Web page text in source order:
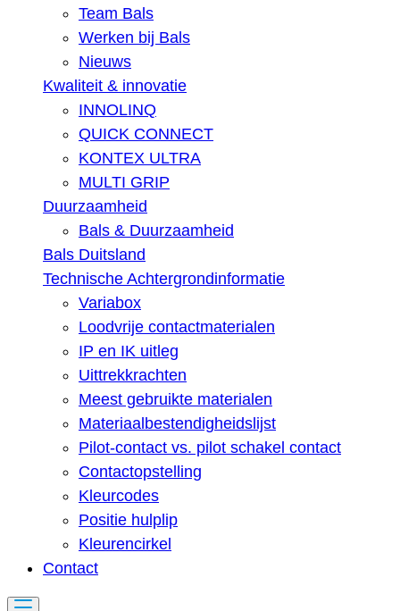
Team Bals
Werken bij Bals
Nieuws
Kwaliteit & innovatie
INNOLINQ
QUICK CONNECT
KONTEX ULTRA
MULTI GRIP
Duurzaamheid
Bals & Duurzaamheid
Bals Duitsland
Technische Achtergrondinformatie
Variabox
Loodvrije contactmaterialen
IP en IK uitleg
Uittrekkrachten
Meest gebruikte materialen
Materiaalbestendigheidslijst
Pilot-contact vs. pilot schakel contact
Contactopstelling
Kleurcodes
Positie hulplip
Kleurencirkel
Contact